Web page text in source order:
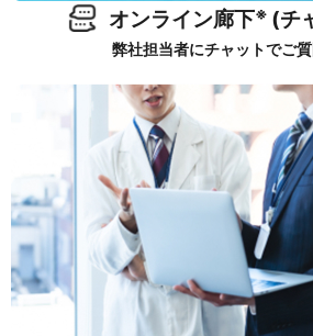
オンライン廊下※ (チ
弊社担当者にチャットでご